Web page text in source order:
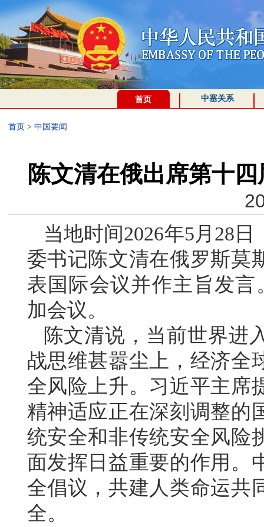
首页 中塞关系
首页 > 中国要闻
陈文清在俄出席第十
当地时间2026年5月28
委书记陈文清在俄罗斯莫
表国际会议并作主旨发
加会议。
陈文清说，当前世界进
战思维甚嚣尘上，经济全
全风险上升。习近平主席
精神适应正在深刻调整的
统安全和非传统安全风险
面发挥日益重要的作用。
全倡议，共建人类命运共
全。